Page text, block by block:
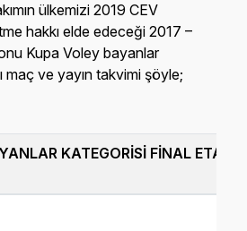
ülkemizi 2019 CEV
hakkı elde edeceği 2017 –
Kupa Voley bayanlar
maç ve yayın takvimi şöyle;
KATEGORİSİ FİNAL ETABI